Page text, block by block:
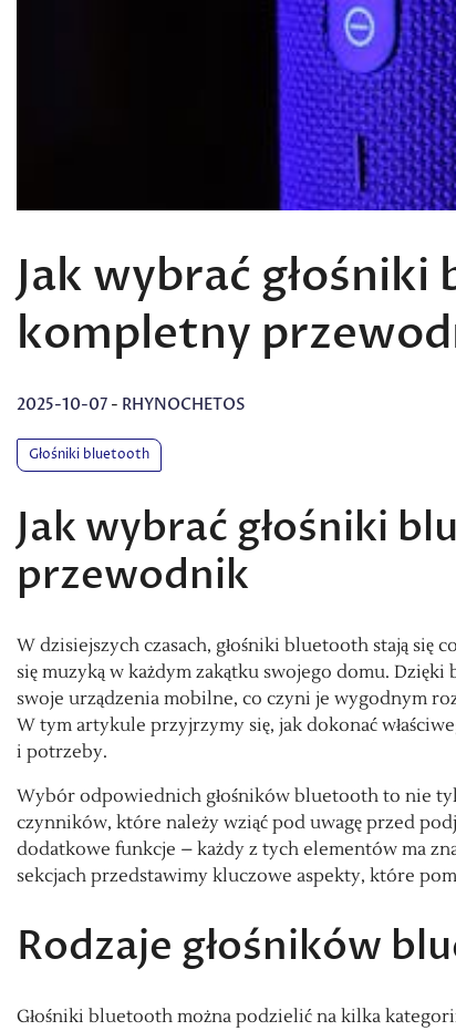
Jak wybrać
kompletny
2025-10-07 - RHYNOCHETOS
Głośniki bluetooth
Jak wybrać głośniki
przewodnik
W dzisiejszych czasach, głośniki bluetooth stają
się muzyką w każdym zakątku swojego domu.
swoje urządzenia mobilne, co czyni je wygodnym
W tym artykule przyjrzymy się, jak dokonać
i potrzeby.
Wybór odpowiednich głośników bluetooth to nie
czynników, które należy wziąć pod uwagę przed
dodatkowe funkcje – każdy z tych elementów ma
sekcjach przedstawimy kluczowe aspekty, które
Rodzaje głośników
Głośniki bluetooth można podzielić na kilka